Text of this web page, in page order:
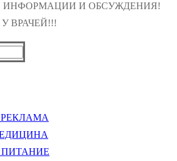
ИНФОРМАЦИИ И ОБСУЖДЕНИЯ!
ВРАЧЕЙ!!!